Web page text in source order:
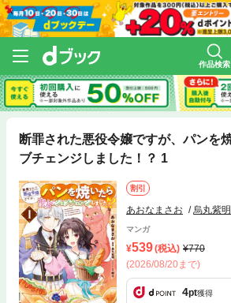
作品検索
断罪された悪役令嬢ですが、パンを
ブチェンジしました！？ 1
割引
あおなまさお 烏丸紫明
マンガ
539(税込)
770
(2026/08/20まで)
4pt獲得